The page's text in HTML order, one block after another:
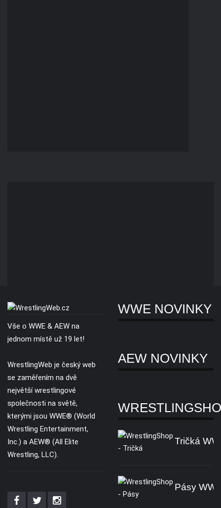
Vše o WWE & AEW na
jednom místě už 19 let!
WrestlingWeb je český web
se zaměřením na dvě
největší wrestlingové
společnosti na světě,
kterými jsou WWE® (World
Wrestling Entertainment,
Inc.) a AEW® (All Elite
Wrestling, LLC).
WWE NOVINKY
AEW NOVINKY
Tričká
Pásy